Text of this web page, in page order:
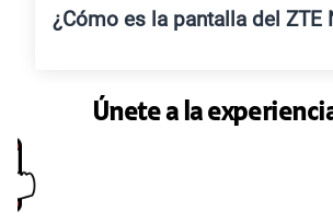
¿Cómo es la pantalla del ZTE
Únete a la